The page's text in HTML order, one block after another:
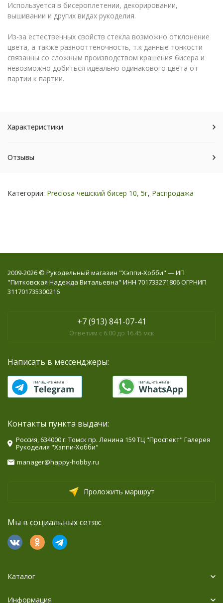
Используется в бисероплетении, декорировании,
вышивании и других видах рукоделия.
Из-за естественных свойств стекла возможно отклонение
цвета, а также разнооттеночность, т.к данные тонкости
связанны со сложным производством крашения бисера и
невозможно добиться идеально одинакового цвета от
партии к партии.
Характеристики
Отзывы
Категории: Preciosa чешский бисер 10, 5г, Распродажа
2009-2026 © Рукодельный магазин "Хэппи-Хобби" — ИП
"Питковская Надежда Витальевна" ИНН 701733271806 ОГРНИП
311701735300216
+7 (913) 841-07-41
Ответим с 6.00 до 16.45 мск
Написать в мессенджеры:
Контакты пункта выдачи:
Россия, 634000 г. Томск пр. Ленина 159 ТЦ "Проспект" Галерея
Рукоделия "Хэппи-Хобби"
manager@happy-hobby.ru
Проложить маршрут
Мы в социальных сетях:
Каталог
Информация